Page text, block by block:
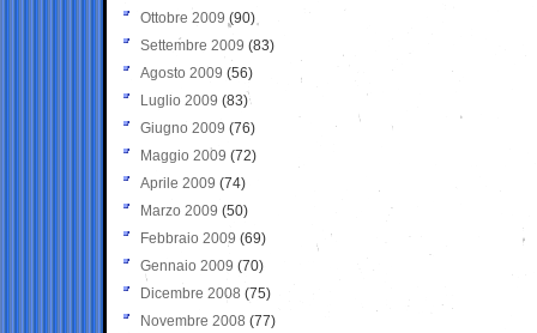
Ottobre 2009 (90)
Settembre 2009 (83)
Agosto 2009 (56)
Luglio 2009 (83)
Giugno 2009 (76)
Maggio 2009 (72)
Aprile 2009 (74)
Marzo 2009 (50)
Febbraio 2009 (69)
Gennaio 2009 (70)
Dicembre 2008 (75)
Novembre 2008 (77)